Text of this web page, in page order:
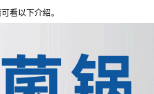
看以下介绍。